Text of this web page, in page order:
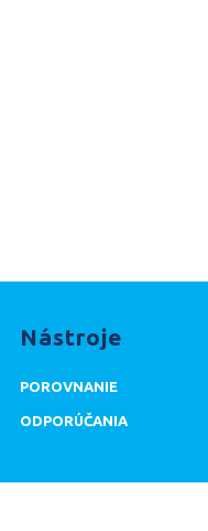
Nástroje
POROVNANIE
ODPORÚČANIA